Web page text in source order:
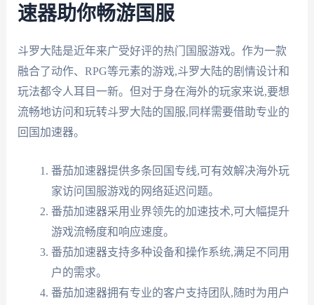
速器助你畅游国服
斗罗大陆是近年来广受好评的热门国服游戏。作为一款
融合了动作、RPG等元素的游戏,斗罗大陆的剧情设计和
玩法都令人耳目一新。但对于身在海外的玩家来说,要想
流畅地访问和玩转斗罗大陆的国服,同样需要借助专业的
回国加速器。
番茄加速器提供多条回国专线,可有效解决海外玩
家访问国服游戏的网络延迟问题。
番茄加速器采用业界领先的加速技术,可大幅提升
游戏流畅度和响应速度。
番茄加速器支持多种设备和操作系统,满足不同用
户的需求。
番茄加速器拥有专业的客户支持团队,随时为用户